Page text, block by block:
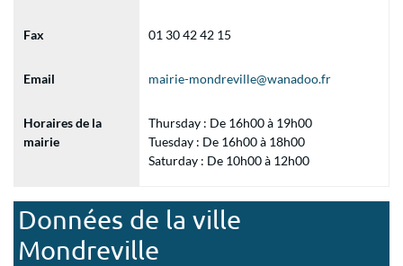
Fax 01 30 42 42 15
Email mairie-mondreville@wanadoo.fr
Horaires de la
mairie
Thursday : De 16h00 à 19h00
Tuesday : De 16h00 à 18h00
Saturday : De 10h00 à 12h00
Données de la ville
Mondreville